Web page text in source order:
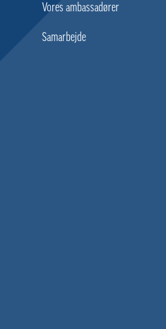
Vores ambassadører
Samarbejde